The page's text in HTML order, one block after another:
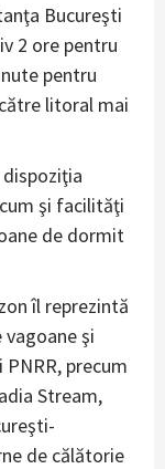
Bucureşti
2 ore pentru
pentru
litoral mai
dispoziţia
şi facilităţi
de dormit
îl reprezintă
şi
precum
Stream,
de călătorie